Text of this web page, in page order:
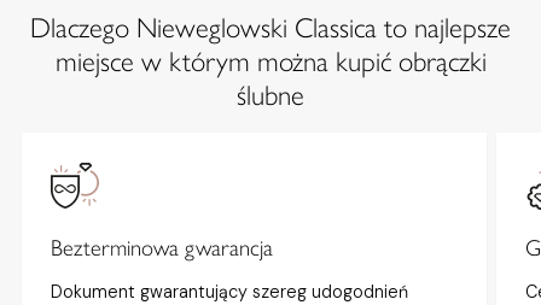
Dlaczego Nieweglowski Classica to najlepsze
miejsce w którym można kupić obrączki
ślubne
Bezterminowa gwarancja
Dokument gwarantujący szereg udogodnień